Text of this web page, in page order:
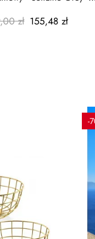
zł 155,48 zł
-